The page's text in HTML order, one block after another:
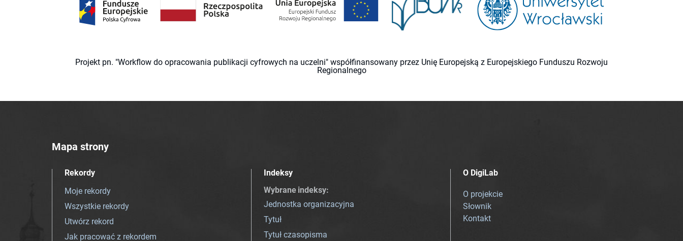
Projekt pn. "Workflow do opracowania publikacji cyfrowych na uczelni" współfinansowany przez Unię Europejską z Europejskiego Funduszu Rozwoju
Regionalnego
Mapa strony
Rekordy
Moje rekordy
Wszystkie rekordy
Utwórz rekord
Jak pracować z rekordem
Indeksy
Wybrane indeksy:
Jednostka organizacyjna
Tytuł
Tytuł czasopisma
O DigiLab
O projekcie
Słownik
Kontakt